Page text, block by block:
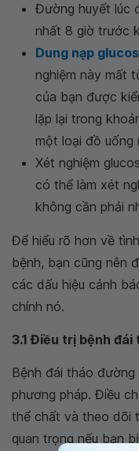
Đường huyết lúc
nhất 8 giờ trước
Dung nạp
nghiệm này mất
của bạn được
lặp lại trong
một loại đồ uống
Xét nghiệm
có thể làm xét
không cần phải
Để hiểu rõ hơn về
bệnh, bạn cũng nên
các dấu hiệu cảnh
chính nó.
3.1 Điều trị bệnh đái
Bệnh đái tháo
phương pháp. Điều
thể chất và theo dõi
quan trọng nếu bạn